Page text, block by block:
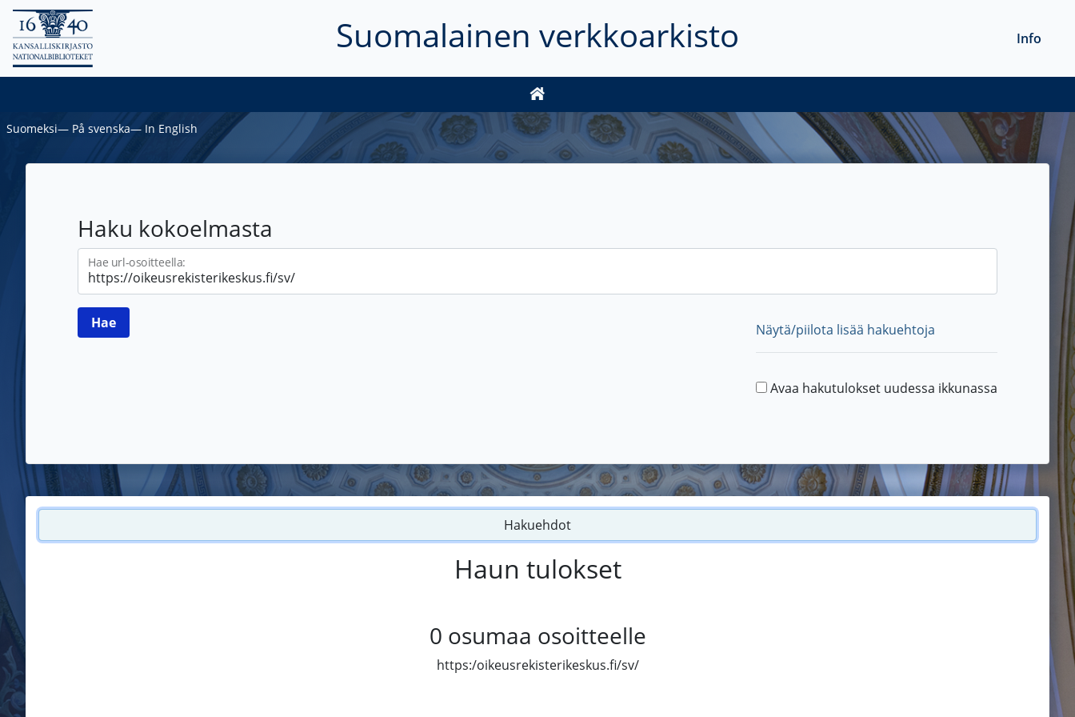
Suomalainen verkkoarkisto Info
Suomeksi― På svenska― In English
Haku kokoelmasta
Hae url-osoitteella:
Näytä/piilota lisää hakuehtoja
Avaa hakutulokset uudessa ikkunassa
Hakuehdot
Haun tulokset
0 osumaa osoitteelle
https:/oikeusrekisterikeskus.fi/sv/